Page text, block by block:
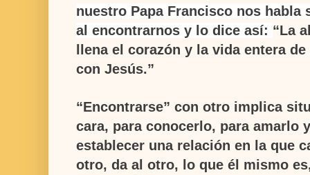
nuestro Papa Francisco nos habla
al encontrarnos y lo dice así: “La
llena el corazón y la vida entera
con Jesús.”
“Encontrarse” con otro implica
cara, para conocerlo, para amarlo
establecer una relación en la que
otro, da al otro, lo que él mismo